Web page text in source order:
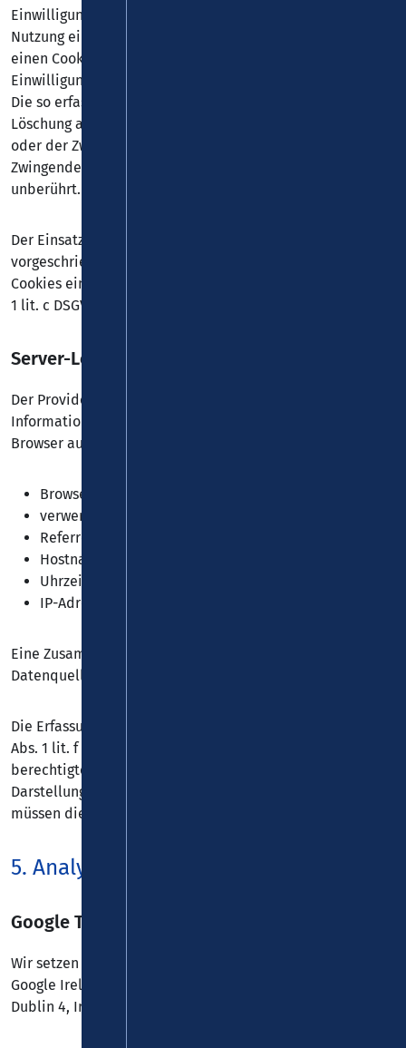
Einwilligungen und sonstigen Erklärungen zur Cookie-
Nutzung einzuholen. Anschließend speichert Cookiebot
einen Cookie in Ihrem Browser, um Ihnen die erteilten
Einwilligungen bzw. deren Widerruf zuordnen zu können.
Die so erfassten Daten werden gespeichert, bis Sie uns zur
Löschung auffordern, den Cookiebot-Cookie selbst löschen
oder der Zweck für die Datenspeicherung entfällt.
Zwingende gesetzliche Aufbewahrungspflichten bleiben
unberührt.
Der Einsatz von Cookiebot erfolgt, um die gesetzlich
vorgeschriebenen Einwilligungen für den Einsatz von
Cookies einzuholen. Rechtsgrundlage hierfür ist Art. 6 Abs.
1 lit. c DSGVO.
Server-Log-Dateien
Der Provider der Seiten erhebt und speichert automatisch
Informationen in so genannten Server-Log-Dateien, die Ihr
Browser automatisch an uns übermittelt. Dies sind:
Browsertyp und Browserversion
verwendetes Betriebssystem
Referrer URL
Hostname des zugreifenden Rechners
Uhrzeit der Serveranfrage
IP-Adresse
Eine Zusammenführung dieser Daten mit anderen
Datenquellen wird nicht vorgenommen.
Die Erfassung dieser Daten erfolgt auf Grundlage von Art. 6
Abs. 1 lit. f DSGVO. Der Websitebetreiber hat ein
berechtigtes Interesse an der technisch fehlerfreien
Darstellung und der Optimierung seiner Website – hierzu
müssen die Server-Log-Files erfasst werden.
5. Analyse-Tools und Werbung
Google Tag Manager
Wir setzen den Google Tag Manager ein. Anbieter ist die
Google Ireland Limited, Gordon House, Barrow Street,
Dublin 4, Irland.